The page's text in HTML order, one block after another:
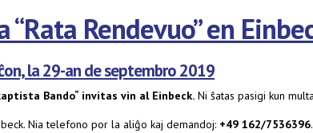
“Rata Rendevuo” en
la 29-an de septembro 2019
Bando“ invitas vin al Einbeck. Ni ŝatas pasigi kun
Nia telefono por la aliĝo kaj demandoj: +49 162/7536396.